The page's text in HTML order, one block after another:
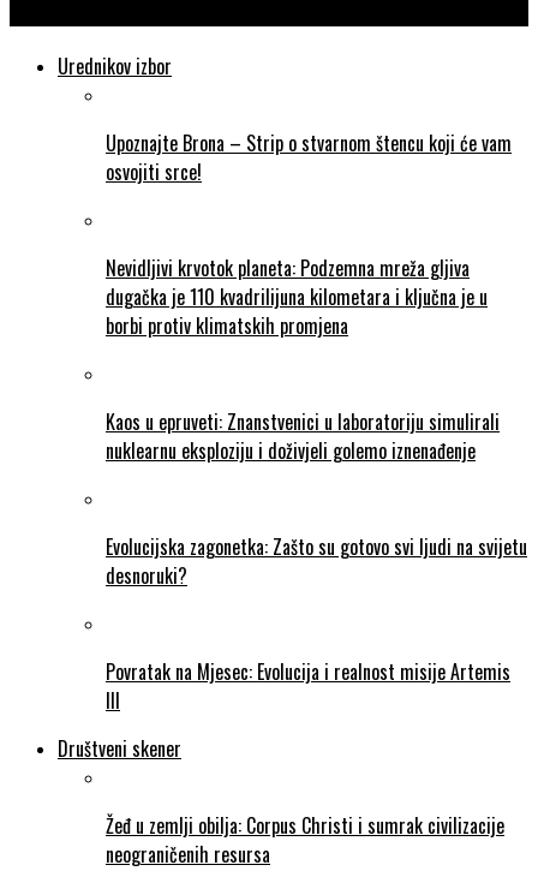
Urednikov izbor
Upoznajte Brona – Strip o stvarnom štencu koji će vam
osvojiti srce!
Nevidljivi krvotok planeta: Podzemna mreža gljiva
dugačka je 110 kvadrilijuna kilometara i ključna je u
borbi protiv klimatskih promjena
Kaos u epruveti: Znanstvenici u laboratoriju simulirali
nuklearnu eksploziju i doživjeli golemo iznenađenje
Evolucijska zagonetka: Zašto su gotovo svi ljudi na svijetu
desnoruki?
Povratak na Mjesec: Evolucija i realnost misije Artemis
III
Društveni skener
Žeđ u zemlji obilja: Corpus Christi i sumrak civilizacije
neograničenih resursa